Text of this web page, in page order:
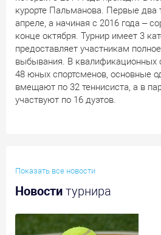
курорте Пальманова. Первые два
апреле, а начиная с 2016 года –
конце октября. Турнир имеет 3
предоставляет участникам
выбывания. В квалификационных
48 юных спортсменов, основные
вмещают по 32 теннисиста, а в
участвуют по 16 дуэтов.
Показать все новости
Новости турнира